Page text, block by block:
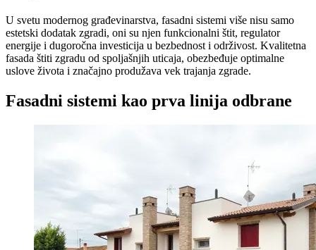
U svetu modernog građevinarstva, fasadni sistemi više nisu samo
estetski dodatak zgradi, oni su njen funkcionalni štit, regulator
energije i dugoročna investicija u bezbednost i održivost. Kvalitetna
fasada štiti zgradu od spoljašnjih uticaja, obezbeđuje optimalne
uslove života i značajno produžava vek trajanja zgrade.
Fasadni sistemi kao prva linija odbrane